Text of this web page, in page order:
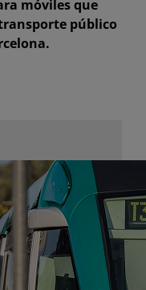
móviles que
público